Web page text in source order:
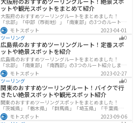
ットや観光スポットをまとめて紹介
大阪府のおすすめツーリングルートをまとめました！
「北部」「中部（市街地）」「南東部」の3つのルート紹
介します。歴史と近代が融合した魅力的なエリアで様々
な楽しみ方ができます。バイクで大阪府にツーリングに
行く際は参考にしてください。
モトスポット
2023-04-01
ツーリング
0
広島県のおすすめツーリングルート！定番スポ
ットや絶景スポットを紹介
広島県のおすすめツーリングルートをまとめました！
「北部」「南東部」「南西部」の3つのルート紹介しま
す。自然豊かな山と海だけでなく、歴史的価値のある建
造物も多数あるので、飽きることなくツーリングを堪能
できます。バイクで広島県にツーリングに行く際は参考
にしてください。
モトスポット
2023-02-27
ツーリング
0
関東のおすすめツーリングルート！バイクで行
きたい絶景スポットや観光スポット紹介
関東のおすすめツーリングスポットをまとめました！
「茨城県」「栃木県」「群馬県」「埼玉県」「千葉県」
「東京都」「神奈川県」の各県の観光地紹介します。自
然豊かな山々や湖、温泉地が点在し、四季折々の景色を
モトスポット
2023-09-06